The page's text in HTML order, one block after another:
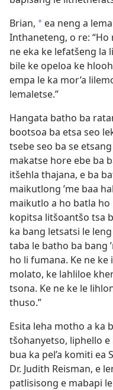
Brian, * ea neng a
Inthaneteng, o re: “Ho
ne eka ke lefatšeng la
bile ke opeloa ke
empa le ka mor’a
lemaletse.”
Hangata batho ba
bootsoa ba etsa seo
tsebe seo ba se
makatse hore ebe ba
itšehla thajana, e ba
maikutlong ’me baa
maikutlo a ho batla ho
kopitsa litšoantšo tsa
ka bang letsatsi le
taba le batho ba bang
ho li fumana. Ke ne
molato, ke lahliloe
tsona. Ke ne ke le
thuso.”
Esita leha motho a ka
tšohanyetso, liphello e
bua ka pel’a komiti ea
Dr. Judith Reisman, e
patlisisong e mabapi